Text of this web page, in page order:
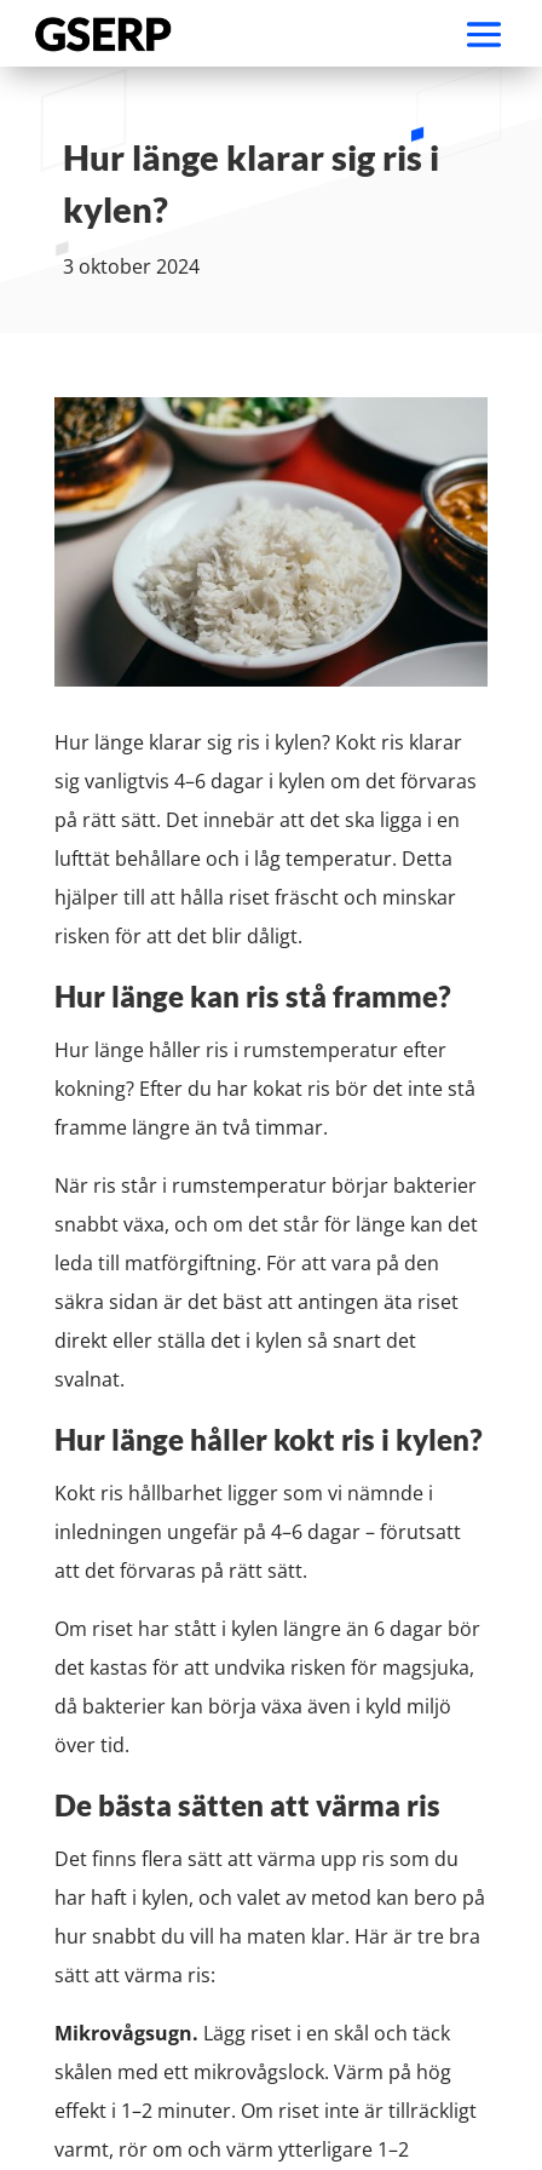
Hur länge klarar sig ris i
kylen?
3 oktober 2024
Hur länge klarar sig ris i kylen? Kokt ris klarar
sig vanligtvis 4–6 dagar i kylen om det förvaras
på rätt sätt. Det innebär att det ska ligga i en
lufttät behållare och i låg temperatur. Detta
hjälper till att hålla riset fräscht och minskar
risken för att det blir dåligt.
Hur länge kan ris stå framme?
Hur länge håller ris i rumstemperatur efter
kokning? Efter du har kokat ris bör det inte stå
framme längre än två timmar.
När ris står i rumstemperatur börjar bakterier
snabbt växa, och om det står för länge kan det
leda till matförgiftning. För att vara på den
säkra sidan är det bäst att antingen äta riset
direkt eller ställa det i kylen så snart det
svalnat.
Hur länge håller kokt ris i kylen?
Kokt ris hållbarhet ligger som vi nämnde i
inledningen ungefär på 4–6 dagar – förutsatt
att det förvaras på rätt sätt.
Om riset har stått i kylen längre än 6 dagar bör
det kastas för att undvika risken för magsjuka,
då bakterier kan börja växa även i kyld miljö
över tid.
De bästa sätten att värma ris
Det finns flera sätt att värma upp ris som du
har haft i kylen, och valet av metod kan bero på
hur snabbt du vill ha maten klar. Här är tre bra
sätt att värma ris:
Mikrovågsugn. Lägg riset i en skål och täck
skålen med ett mikrovågslock. Värm på hög
effekt i 1–2 minuter. Om riset inte är tillräckligt
varmt, rör om och värm ytterligare 1–2